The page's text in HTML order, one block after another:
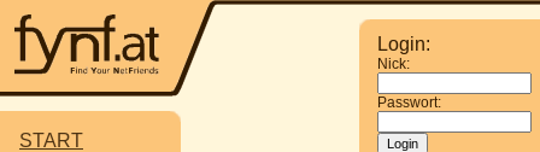
START
Login:
Nick:
Passwort: